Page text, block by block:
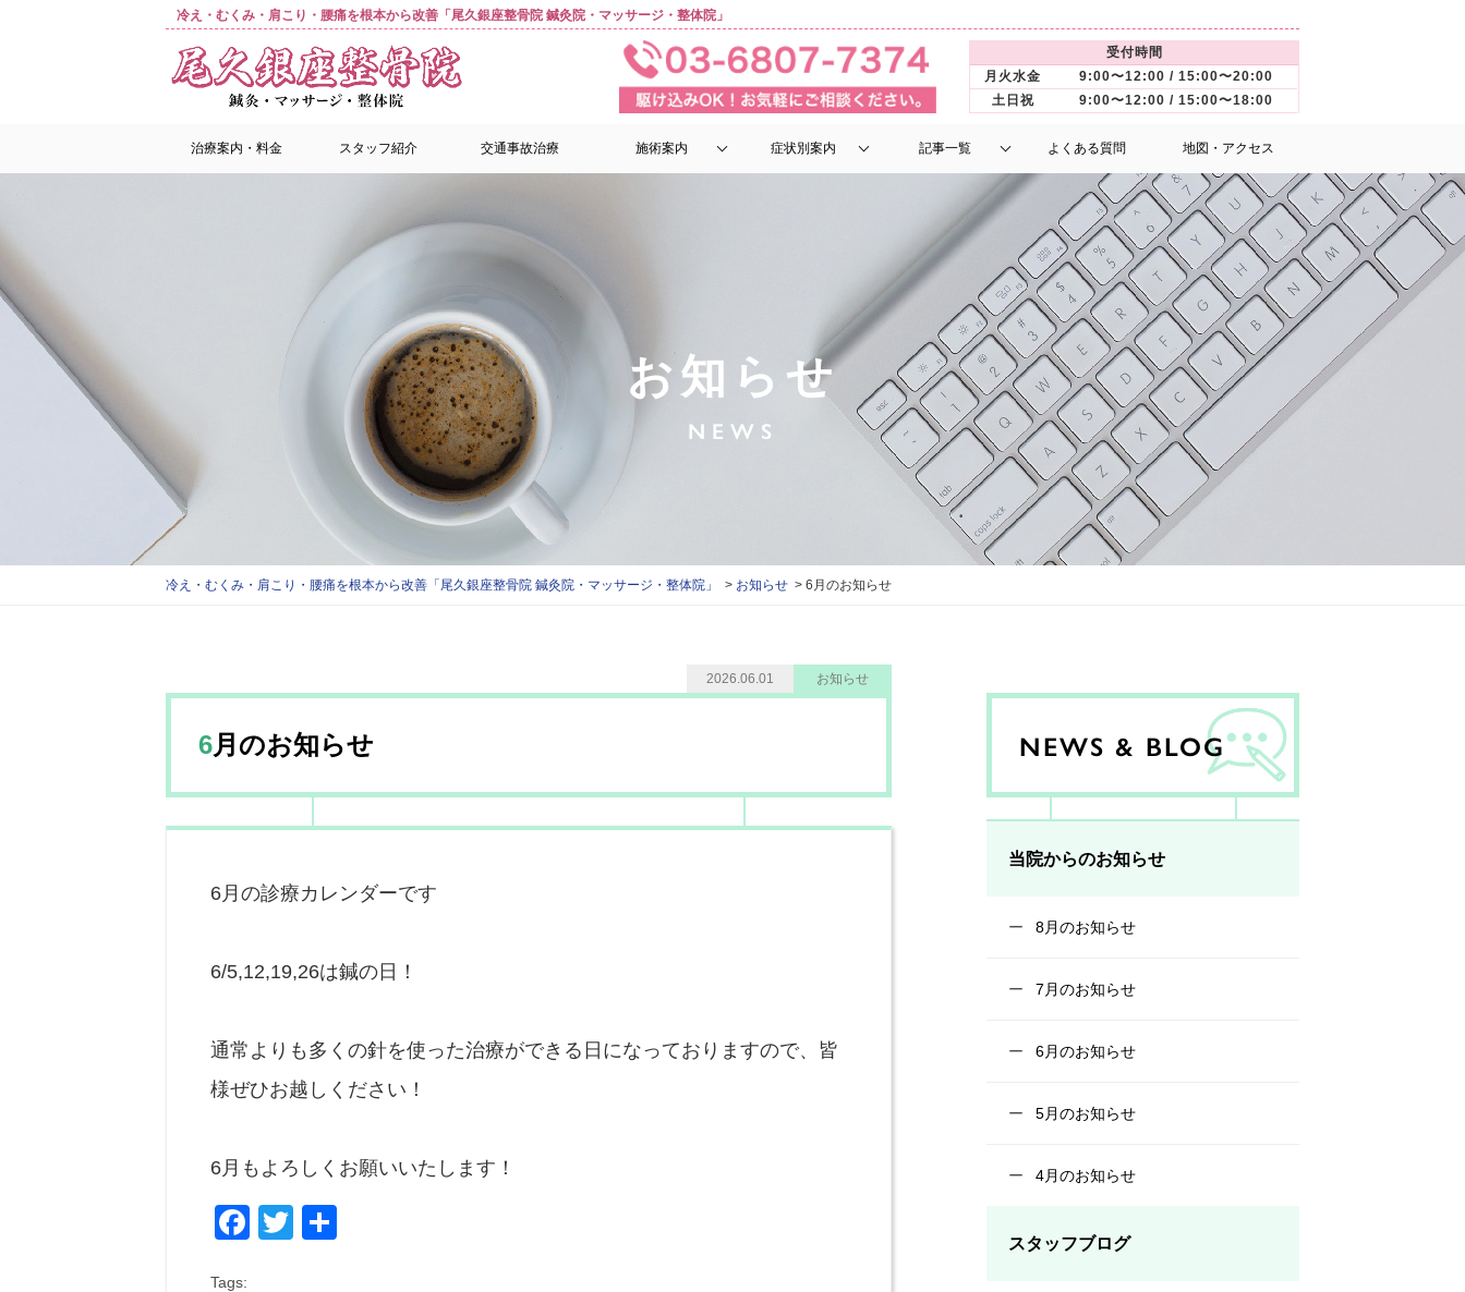
冷え・むくみ・肩こり・腰痛を根本から改善「尾久銀座整骨院 鍼灸院・マッサージ・整体院」
受付時間
月火水金
9:00〜12:00 / 15:00〜20:00
土日祝
9:00〜12:00 / 15:00〜18:00
治療案内・料金 スタッフ紹介 交通事故治療 施術案内 症状別案内 記事一覧 よくある質問 地図・アクセス
お知らせ
NEWS
冷え・むくみ・肩こり・腰痛を根本から改善「尾久銀座整骨院 鍼灸院・マッサージ・整体院」 お知らせ 6月のお知らせ
6月のお知らせ
2026.06.01 お知らせ
6月の診療カレンダーです
6/5,12,19,26は鍼の日！
通常よりも多くの針を使った治療ができる日になっておりますので、皆
様ぜひお越しください！
6月もよろしくお願いいたします！
Facebook
Twitter
Tags:
NEWS & BLOG
当院からのお知らせ
8月のお知らせ
7月のお知らせ
6月のお知らせ
5月のお知らせ
4月のお知らせ
スタッフブログ